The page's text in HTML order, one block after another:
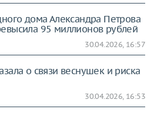
дома Александра Петрова
95 миллионов рублей
30.04.2026, 16:57
о связи веснушек и риска
30.04.2026, 16:53